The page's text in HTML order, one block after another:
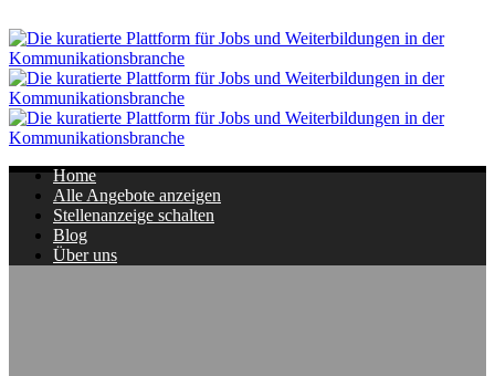
Home
Alle Angebote anzeigen
Stellenanzeige schalten
Blog
Über uns